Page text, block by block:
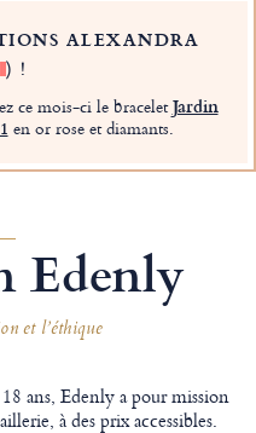
ALEXANDRA
) !
ce mois-ci le braceletJardin
en or rose et diamants.
Edenly
et l’éthique
ans, Edenly a pour mission
à des prix accessibles.